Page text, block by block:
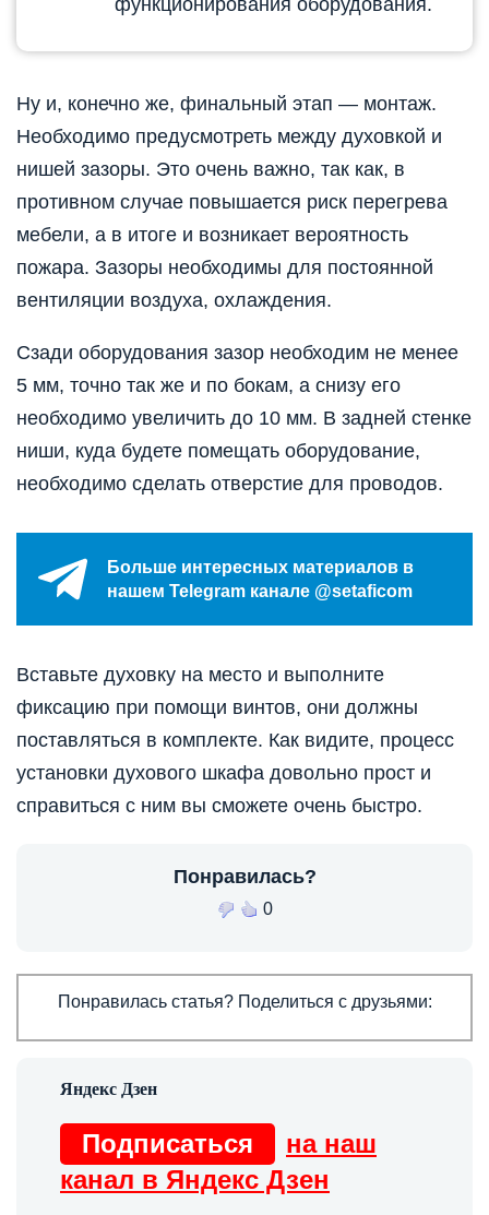
функционирования оборудования.
Ну и, конечно же, финальный этап — монтаж.
Необходимо предусмотреть между духовкой и
нишей зазоры. Это очень важно, так как, в
противном случае повышается риск перегрева
мебели, а в итоге и возникает вероятность
пожара. Зазоры необходимы для постоянной
вентиляции воздуха, охлаждения.
Сзади оборудования зазор необходим не менее
5 мм, точно так же и по бокам, а снизу его
необходимо увеличить до 10 мм. В задней стенке
ниши, куда будете помещать оборудование,
необходимо сделать отверстие для проводов.
Больше интересных материалов в
нашем Telegram канале @setaficom
Вставьте духовку на место и выполните
фиксацию при помощи винтов, они должны
поставляться в комплекте. Как видите, процесс
установки духового шкафа довольно прост и
справиться с ним вы сможете очень быстро.
Понравилась?
0
Понравилась статья? Поделиться с друзьями:
Подписаться
на наш
канал в Яндекс Дзен